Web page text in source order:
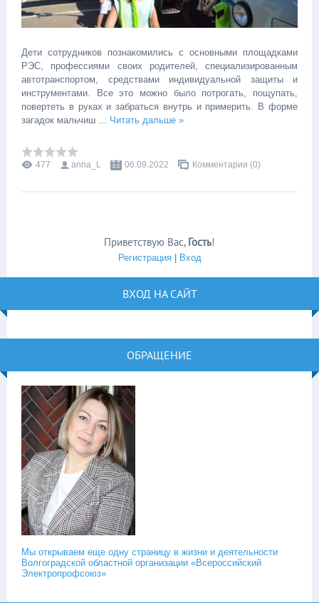
Дети сотрудников познакомились с основными площадками
РЭС, профессиями своих родителей, специализированным
автотранспортом, средствами индивидуальной защиты и
инструментами. Все это можно было потрогать, пощупать,
повертеть в руках и забраться внутрь и примерить. В форме
загадок мальчиш ... Читать дальше »
477 anna_L 06.09.2022 Комментарии (0)
Приветствую Вас, Гость!
Регистрация| Вход
ВХОД НА САЙТ
ОБРАЩЕНИЕ
Мы открываем еще одну страницу в жизни и деятельности
Волгоградской областной организации «Всероссийский
Электропрофсоюз»